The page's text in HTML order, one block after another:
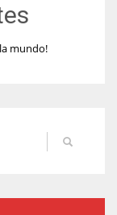
mundo!